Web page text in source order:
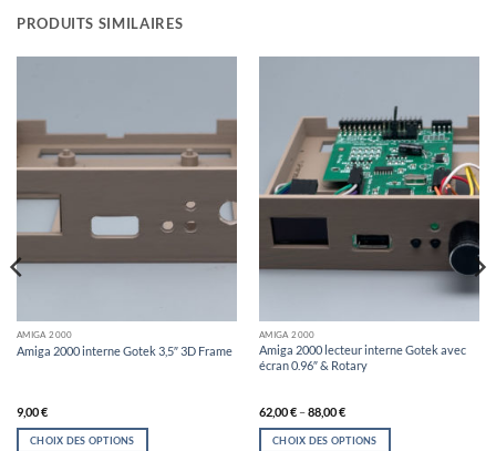
PRODUITS SIMILAIRES
AMIGA 2000
Amiga 2000 interne Gotek 3,5″ 3D Frame
9,00€
CHOIX DES OPTIONS
AMIGA 2000
Amiga 2000 lecteur interne Gotek avec
écran 0.96″ & Rotary
62,00€–88,00€
CHOIX DES OPTIONS